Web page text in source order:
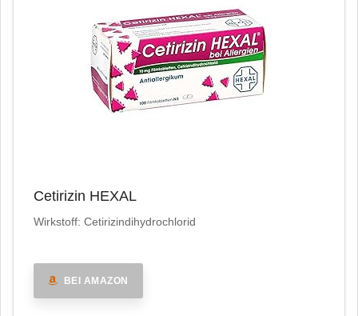
Cetirizin HEXAL
Wirkstoff: Cetirizindihydrochlorid
BEI AMAZON